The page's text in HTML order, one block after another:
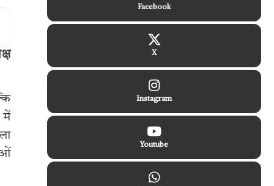
में
Facebook
X
Instagram
Youtube